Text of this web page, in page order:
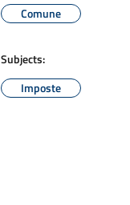
Comune
Subjects:
Imposte